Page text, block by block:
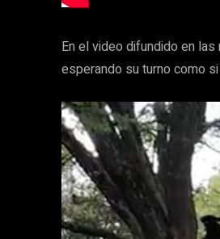
En el video difundido en
esperando su turno como